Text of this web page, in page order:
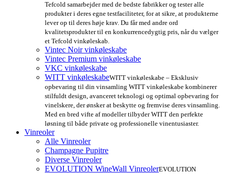
Tefcold samarbejder med de bedste fabrikker og tester alle
produkter i deres egne testfaciliteter, for at sikre, at produkterne
lever op til deres høje krav. Du får med andre ord
kvalitetsprodukter til en konkurrencedygtig pris, når du vælger
et Tefcold vinkøleskab.
Vintec Noir vinkøleskabe
Vintec Premium vinkøleskabe
VKC vinkøleskabe
WITT vinkøleskabeWITT vinkøleskabe – Eksklusiv
opbevaring til din vinsamling WITT vinkøleskabe kombinerer
stilfuldt design, avanceret teknologi og optimal opbevaring for
vinelskere, der ønsker at beskytte og fremvise deres vinsamling.
Med en bred vifte af modeller tilbyder WITT den perfekte
løsning til både private og professionelle vinentusiaster.
Vinreoler
Alle Vinreoler
Champagne Pupitre
Diverse Vinreoler
EVOLUTION WineWall VinreolerEVOLUTION